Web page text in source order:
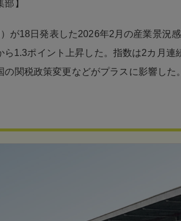
】
が18日発表した2026年2月の産業景況
ら1.3ポイント上昇した。指数は2カ月連
関税政策変更などがプラスに影響した。